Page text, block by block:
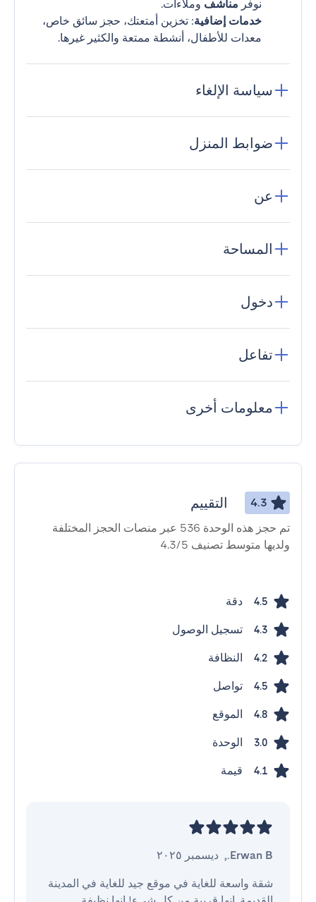
نوفر مناشف وملاءات.
خدمات إضافية: تخزين أمتعتك، حجز سائق خاص،
معدات للأطفال، أنشطة ممتعة والكثير غيرها.
سياسة الإلغاء
ضوابط المنزل
عن
المساحة
دخول
تفاعل
معلومات أخرى
4.3 التقييم
تم حجز هذه الوحدة 536 عبر منصات الحجز المختلفة
ولديها متوسط ​​تصنيف 4.3/5
4.5 دقة
4.3 تسجيل الوصول
4.2 النظافة
4.5 تواصل
4.8 الموقع
3.0 الوحدة
4.1 قيمة
Erwan B.
, ديسمبر ٢٠٢٥